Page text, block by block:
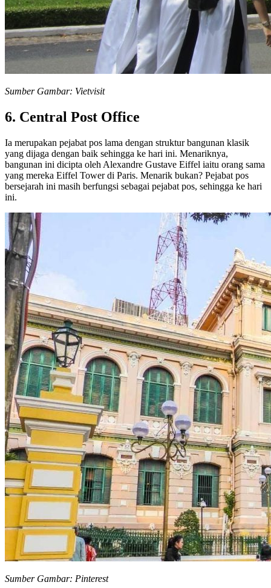
Sumber Gambar: Vietvisit
6. Central Post Office
Ia merupakan pejabat pos lama dengan struktur bangunan klasik
yang dijaga dengan baik sehingga ke hari ini. Menariknya,
bangunan ini dicipta oleh Alexandre Gustave Eiffel iaitu orang sama
yang mereka Eiffel Tower di Paris. Menarik bukan? Pejabat pos
bersejarah ini masih berfungsi sebagai pejabat pos, sehingga ke hari
ini.
Sumber Gambar: Pinterest